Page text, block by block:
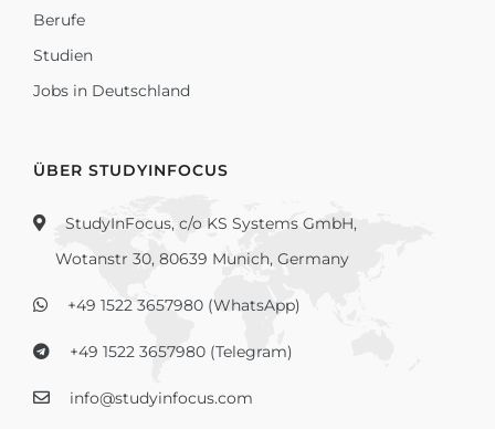
Berufe
Studien
Jobs in Deutschland
ÜBER STUDYINFOCUS
StudyInFocus, c/o KS Systems GmbH,
Wotanstr 30, 80639 Munich, Germany
+49 1522 3657980 (WhatsApp)
+49 1522 3657980 (Telegram)
info@studyinfocus.com